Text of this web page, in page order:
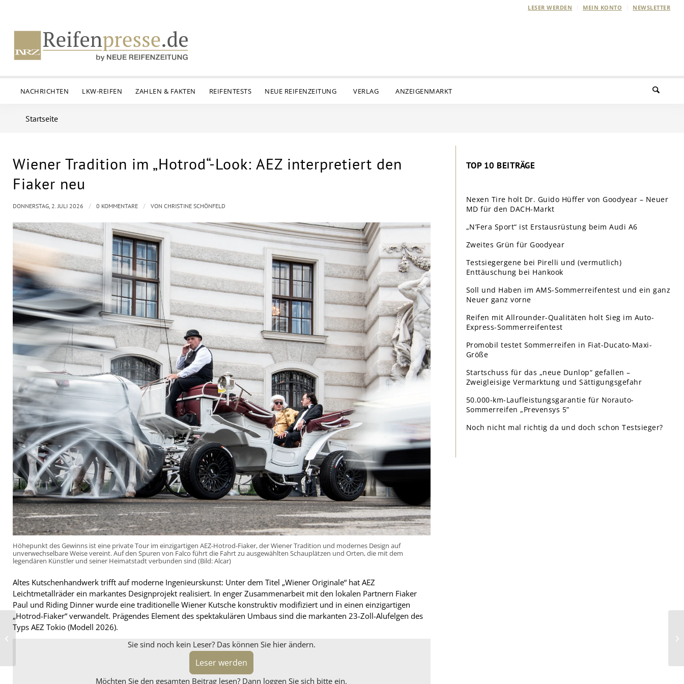
LESER WERDEN MEIN KONTO NEWSLETTER
NACHRICHTEN LKW-REIFEN ZAHLEN & FAKTEN REIFENTESTS NEUE REIFENZEITUNG VERLAG ANZEIGENMARKT
Startseite
Wiener Tradition im „Hotrod“-Look: AEZ interpretiert den
Fiaker neu
Höhepunkt des Gewinns ist eine private Tour im einzigartigen AEZ-Hotrod-Fiaker, der Wiener Tradition und modernes Design auf
unverwechselbare Weise vereint. Auf den Spuren von Falco führt die Fahrt zu ausgewählten Schauplätzen und Orten, die mit dem
legendären Künstler und seiner Heimatstadt verbunden sind (Bild: Alcar)
Altes Kutschenhandwerk trifft auf moderne Ingenieurskunst: Unter dem Titel „Wiener Originale“ hat AEZ
Leichtmetallräder ein markantes Designprojekt realisiert. In enger Zusammenarbeit mit den lokalen Partnern Fiaker
Paul und Riding Dinner wurde eine traditionelle Wiener Kutsche konstruktiv modifiziert und in einen einzigartigen
„Hotrod-Fiaker“ verwandelt. Prägendes Element des spektakulären Umbaus sind die markanten 23-Zoll-Alufelgen des
Typs AEZ Tokio (Modell 2026).
Sie sind noch kein Leser? Das können Sie hier ändern.
Leser werden
Möchten Sie den gesamten Beitrag lesen? Dann loggen Sie sich bitte ein.
DONNERSTAG, 2. JULI 2026 / 0 KOMMENTARE / VON CHRISTINE SCHÖNFELD
TOP 10 BEITRÄGE
Nexen Tire holt Dr. Guido Hüffer von Goodyear – Neuer
MD für den DACH-Markt
„N’Fera Sport“ ist Erstausrüstung beim Audi A6
Zweites Grün für Goodyear
Testsiegergene bei Pirelli und (vermutlich)
Enttäuschung bei Hankook
Soll und Haben im AMS-Sommerreifentest und ein ganz
Neuer ganz vorne
Reifen mit Allrounder-Qualitäten holt Sieg im Auto-
Express-Sommerreifentest
Promobil testet Sommerreifen in Fiat-Ducato-Maxi-
Größe
Startschuss für das „neue Dunlop“ gefallen –
Zweigleisige Vermarktung und Sättigungsgefahr
50.000-km-Laufleistungsgarantie für Norauto-
Sommerreifen „Prevensys 5”
Noch nicht mal richtig da und doch schon Testsieger?
Continental bekommt
neue Verantwortliche